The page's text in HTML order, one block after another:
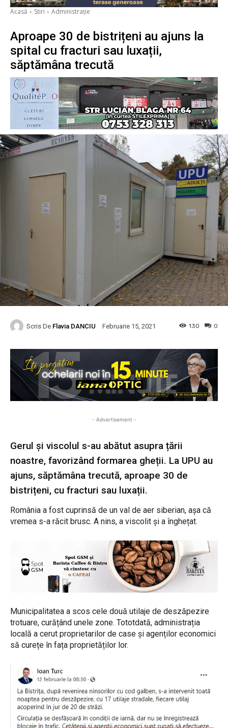
Acasă Stiri Administrație
Aproape 30 de bistrițeni au ajuns la
spital cu fracturi sau luxații,
săptămâna trecută
Scris De Flavia DANCIU Februarie 15, 2021 0
130
- Advertisement -
Gerul și viscolul s-au abătut asupra țării
noastre, favorizând formarea gheții. La UPU au
ajuns, săptămâna trecută, aproape 30 de
bistrițeni, cu fracturi sau luxații.
România a fost cuprinsă de un val de aer siberian, așa că
vremea s-a răcit brusc. A nins, a viscolit și a înghețat.
Municipalitatea a scos cele două utilaje de deszăpezire
trotuare, curățând unele zone. Tototdată, administrația
locală a cerut proprietarilor de case și agenților economici
să curețe în fața proprietăților lor.